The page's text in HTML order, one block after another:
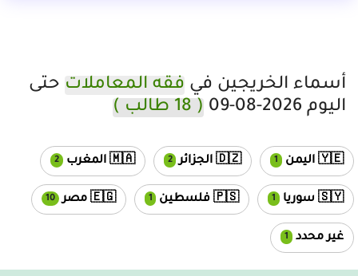
أسماء الخريجين في فقه المعاملات حتى
اليوم 2026-08-09
( 18 طالب )
🇾🇪 اليمن 1
unread messages
🇩🇿 الجزائر 2
unread messages
🇲🇦 المغرب 2
🇸🇾 سوريا 1
unread messages
🇵🇸 فلسطين 1
unread messages
🇪🇬 مصر 10
غير محدد 1
unread messages